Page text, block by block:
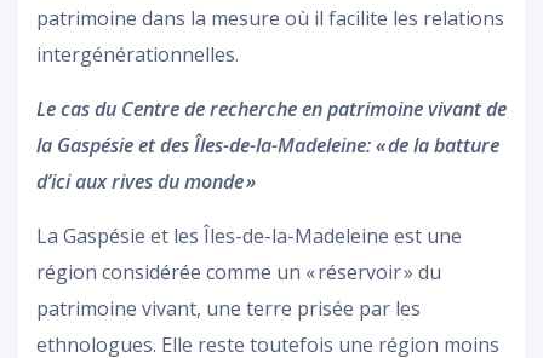
patrimoine dans la mesure où il facilite les relations
intergénérationnelles.
Le cas du Centre de recherche en patrimoine vivant de
la Gaspésie et des Îles-de-la-Madeleine: « de la batture
d’ici aux rives du monde »
La Gaspésie et les Îles-de-la-Madeleine est une
région considérée comme un « réservoir » du
patrimoine vivant, une terre prisée par les
ethnologues. Elle reste toutefois une région moins